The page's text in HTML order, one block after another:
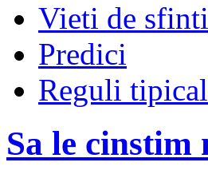
Vieti de sfinti
Predici
Reguli
Sa le cinstim